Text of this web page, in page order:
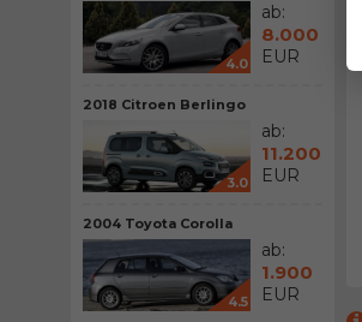
4.0
ab:
8.000
EUR
2018 Citroen Berlingo
3.0
ab:
11.200
EUR
2004 Toyota Corolla
4.5
ab:
1.900
EUR